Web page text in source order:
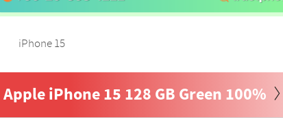
iPhone 15
Apple iPhone 15 128 GB Green 100%